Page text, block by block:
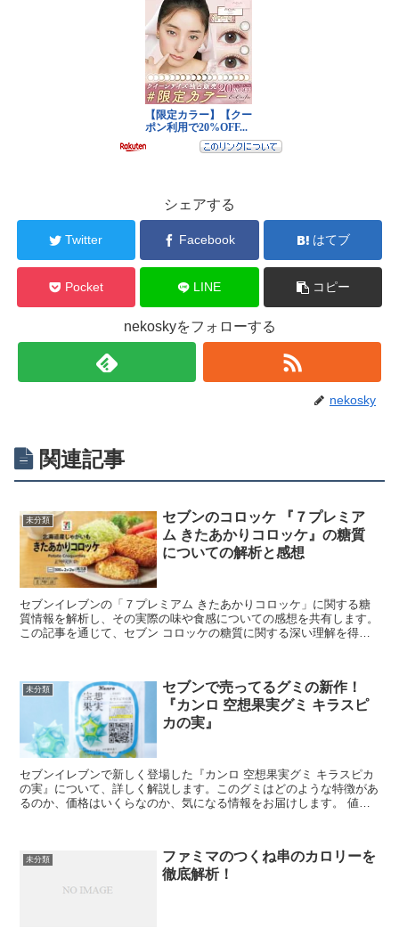
シェアする
Twitter Facebook はてブ
Pocket LINE コピー
nekoskyをフォローする
nekosky
関連記事
未分類
セブンのコロッケ 『７プレミア
ム きたあかりコロッケ』の糖質
についての解析と感想
セブンイレブンの「７プレミアム きたあかりコロッケ」に関する糖
質情報を解析し、その実際の味や食感についての感想を共有します。
この記事を通じて、セブン コロッケの糖質に関する深い理解を得る
未分類
セブンで売ってるグミの新作！
『カンロ 空想果実グミ キラスピ
カの実』
セブンイレブンで新しく登場した『カンロ 空想果実グミ キラスピカ
の実』について、詳しく解説します。このグミはどのような特徴があ
るのか、価格はいくらなのか、気になる情報をお届けします。 値段
未分類
ファミマのつくね串のカロリーを
徹底解析！